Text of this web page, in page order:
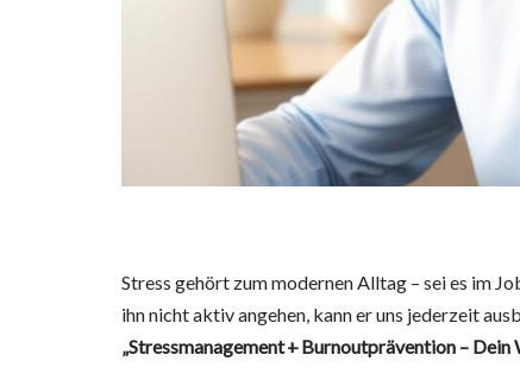
Stress gehört zum modernen Alltag – sei es im
ihn nicht aktiv angehen, kann er uns jederzeit
„Stressmanagement + Burnoutprävention – Dein